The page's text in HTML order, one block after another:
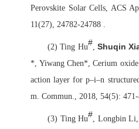
Perovskite Solar Cells, ACS
11(27), 24782-24788 .
(2)Ting Hu#, Shuqin
*, Yiwang Chen*, Cerium
action layer for p–i–n
m. Commun., 2018, 54(5): 471-
(3) Ting Hu# , Longbin